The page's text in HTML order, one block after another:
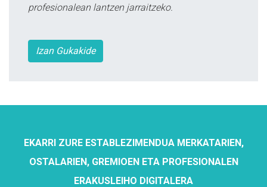
profesionalean lantzen jarraitzeko.
Izan Gukakide
EKARRI ZURE ESTABLEZIMENDUA MERKATARIEN,
OSTALARIEN, GREMIOEN ETA PROFESIONALEN
ERAKUSLEIHO DIGITALERA